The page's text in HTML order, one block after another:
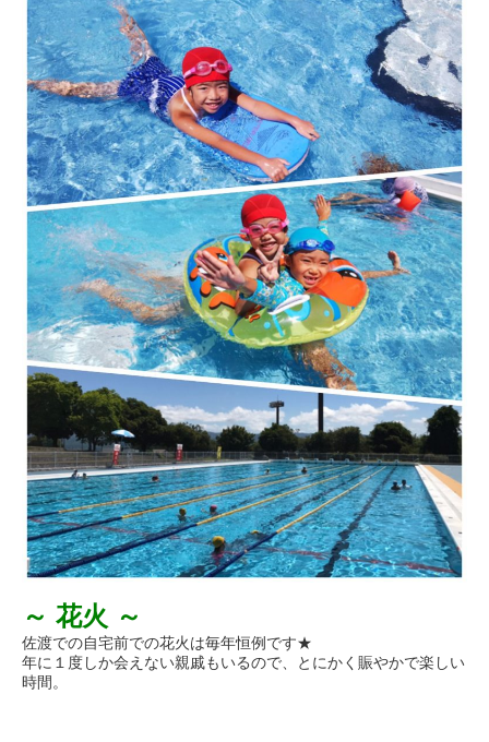
～ 花火 ～
佐渡での自宅前での花火は毎年恒例です★
年に１度しか会えない親戚もいるので、とにかく賑やかで楽しい
時間。